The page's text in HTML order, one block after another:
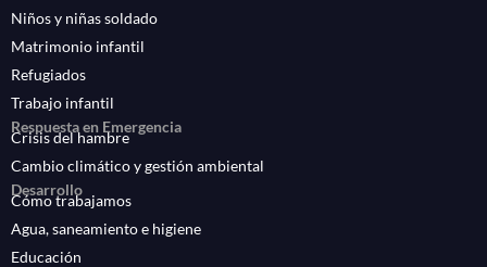
Niños y niñas soldado
Matrimonio infantil
Refugiados
Trabajo infantil
Respuesta en Emergencia
Crisis del hambre
Cambio climático y gestión ambiental
Desarrollo
Cómo trabajamos
Agua, saneamiento e higiene
Educación